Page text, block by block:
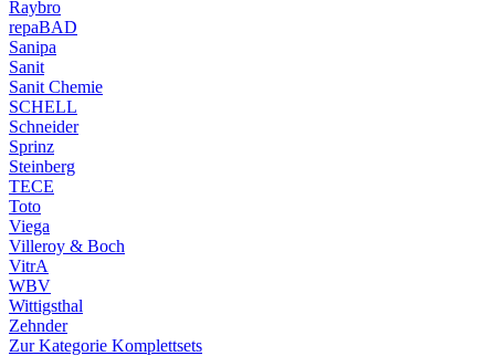
Raybro
repaBAD
Sanipa
Sanit
Sanit Chemie
SCHELL
Schneider
Sprinz
Steinberg
TECE
Toto
Viega
Villeroy & Boch
VitrA
WBV
Wittigsthal
Zehnder
Zur Kategorie Komplettsets